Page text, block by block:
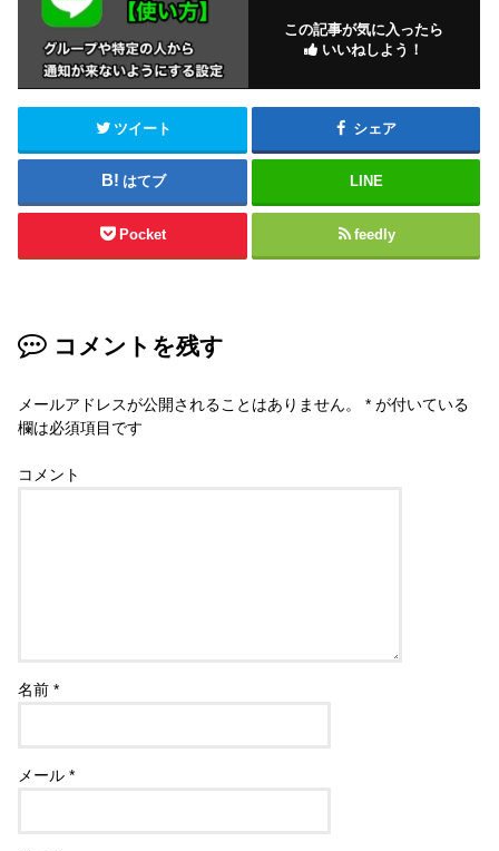
この記事が気に入ったら
いいねしよう！
ツイート シェア
はてブ LINE
Pocket feedly
コメントを残す
メールアドレスが公開されることはありません。 * が付いている
欄は必須項目です
コメント
名前*
メール*